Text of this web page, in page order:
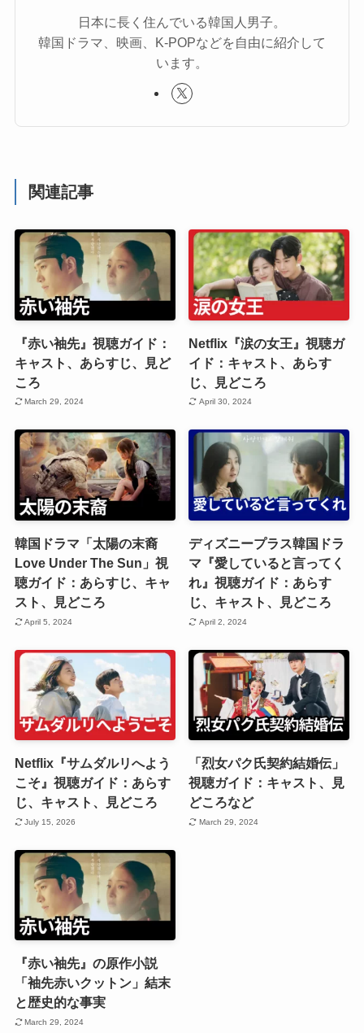
日本に長く住んでいる韓国人男子。
韓国ドラマ、映画、K-POPなどを自由に紹介して
います。
関連記事
『赤い袖先』視聴ガイド：
キャスト、あらすじ、見ど
ころ
March 29, 2024
Netflix『涙の女王』視聴ガ
イド：キャスト、あらす
じ、見どころ
April 30, 2024
韓国ドラマ「太陽の末裔
Love Under The Sun」視
聴ガイド：あらすじ、キャ
スト、見どころ
April 5, 2024
ディズニープラス韓国ドラ
マ『愛していると言ってく
れ』視聴ガイド：あらす
じ、キャスト、見どころ
April 2, 2024
Netflix『サムダルリへよう
こそ』視聴ガイド：あらす
じ、キャスト、見どころ
July 15, 2026
「烈女パク氏契約結婚伝」
視聴ガイド：キャスト、見
どころなど
March 29, 2024
『赤い袖先』の原作小説
「袖先赤いクットン」結末
と歴史的な事実
March 29, 2024